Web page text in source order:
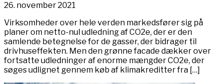
26. november 2021
Virksomheder over hele verden markedsfører sig på
planer om netto-nul udledning af CO2e, der er den
samlende betegnelse for de gasser, der bidrager til
drivhuseffekten. Men den grønne facade dækker over
fortsatte udledninger af enorme mængder CO2e, der
søges udlignet gennem køb af klimakreditter fra […]